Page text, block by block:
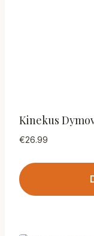
Kinekus
€26.99